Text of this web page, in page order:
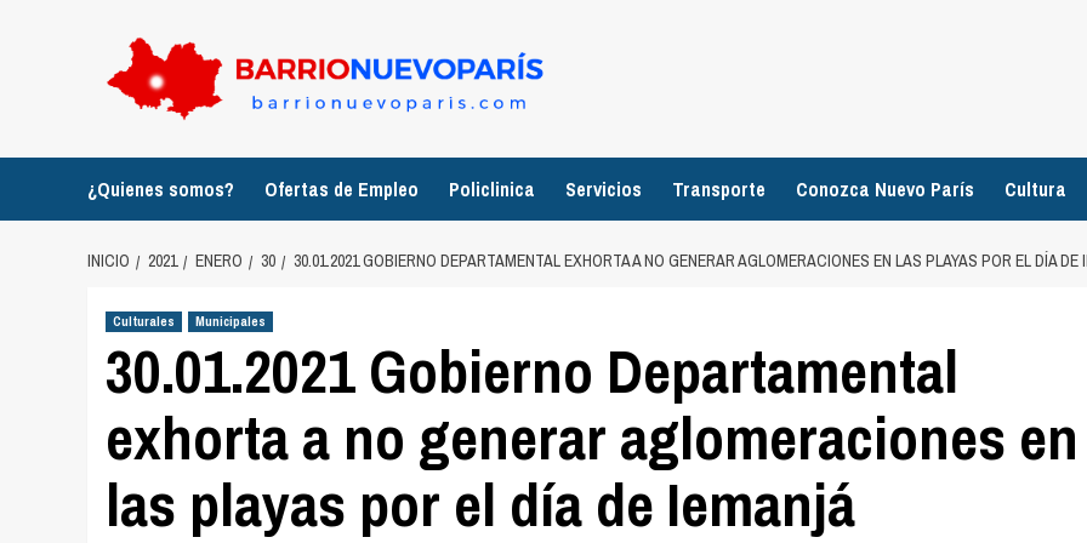
¿Quienes somos? Ofertas de Empleo Policlinica Servicios Transporte Conozca Nuevo París Cultura
INICIO 2021 ENERO 30 30.01.2021 GOBIERNO DEPARTAMENTAL EXHORTA A NO GENERAR AGLOMERACIONES EN LAS PLAYAS POR EL DÍA DE
Culturales Municipales
30.01.2021 Gobierno Departamental
exhorta a no generar aglomeraciones en
las playas por el día de Iemanjá